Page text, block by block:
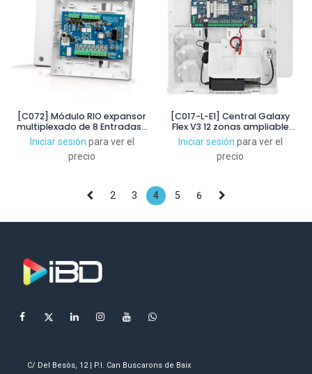
[C072] Módulo RIO expansor
multiplexado de 8 Entradas /
4 Salidas. Caja plástica con
tamper. Grado 3
Iniciar sesión para ver el
precio
[C017-L-E1] Central Galaxy
Flex V3 12 zonas ampliable
hasta 100. Caja plástica
Grande. Grado 3
Iniciar sesión para ver el
precio
2 3 4 5 6
C/ Del Besòs, 12 | P.I. Can Buscarons de Baix